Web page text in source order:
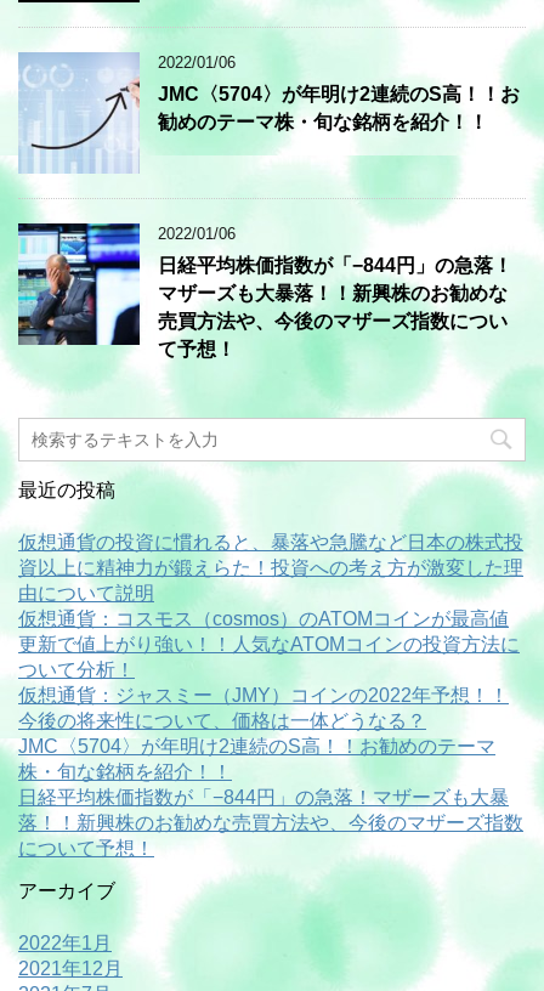
2022/01/06
JMC〈5704〉が年明け2連続のS高！！お
勧めのテーマ株・旬な銘柄を紹介！！
2022/01/06
日経平均株価指数が「−844円」の急落！
マザーズも大暴落！！新興株のお勧めな
売買方法や、今後のマザーズ指数につい
て予想！
最近の投稿
仮想通貨の投資に慣れると、暴落や急騰など日本の株式投
資以上に精神力が鍛えらた！投資への考え方が激変した理
由について説明
仮想通貨：コスモス（cosmos）のATOMコインが最高値
更新で値上がり強い！！人気なATOMコインの投資方法に
ついて分析！
仮想通貨：ジャスミー（JMY）コインの2022年予想！！
今後の将来性について、価格は一体どうなる？
JMC〈5704〉が年明け2連続のS高！！お勧めのテーマ
株・旬な銘柄を紹介！！
日経平均株価指数が「−844円」の急落！マザーズも大暴
落！！新興株のお勧めな売買方法や、今後のマザーズ指数
について予想！
アーカイブ
2022年1月
2021年12月